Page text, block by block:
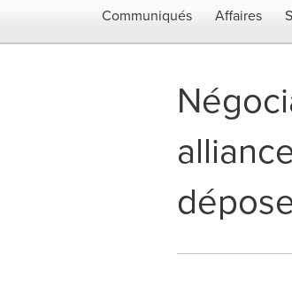
Communiqués Affaires